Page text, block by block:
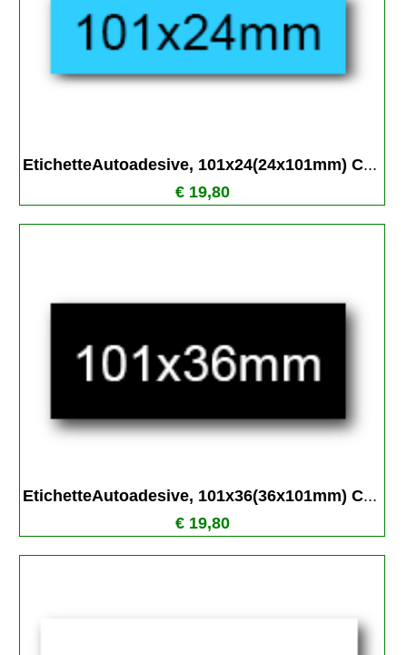
EtichetteAutoadesive, 101x24(24x101mm) C...
€ 19,80
EtichetteAutoadesive, 101x36(36x101mm) C...
€ 19,80